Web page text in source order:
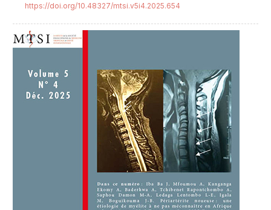
https://doi.org/10.48327/mtsi.v5i4.2025.654